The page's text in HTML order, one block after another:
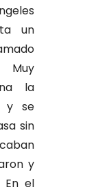
un
Muy
la
y se
sin
y
En el